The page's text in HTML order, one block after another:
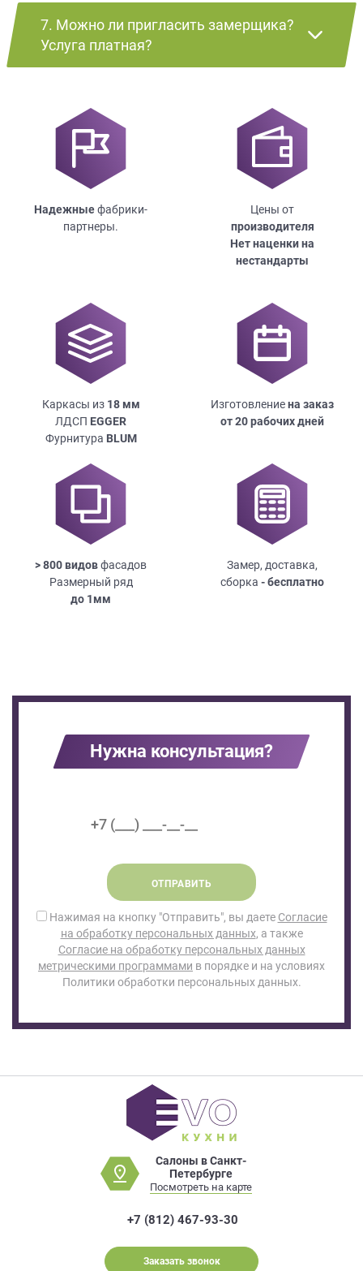
7. Можно ли пригласить замерщика?
Услуга платная?
Надежныефабрики-
партнеры.
Цены от
производителя
Нет наценки на
нестандарты
Каркасы из 18мм
ЛДСП EGGER
Фурнитура BLUM
Изготовлениена заказ
от 20 рабочих дней
> 800 видовфасадов
Размерный ряд
до 1мм
Замер, доставка,
сборка - бесплатно
Нужна консультация?
ОТПРАВИТЬ
Нажимая на кнопку "Отправить", вы даете Согласие
на обработку персональных данных, а также
Согласие на обработку персональных данных
метрическими программами в порядке и на условиях
Политики обработки персональных данных.
Салоны в Санкт-
Петербурге
Посмотреть на карте
+7 (812) 467-93-30
Заказать звонок